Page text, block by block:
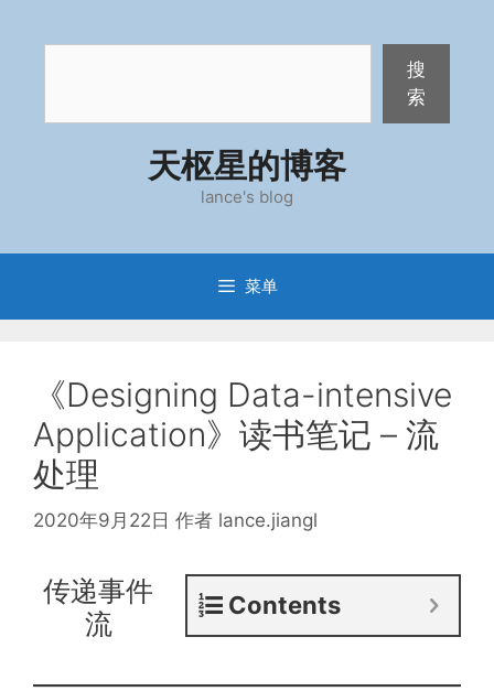
搜
索
天枢星的博客
lance's blog
菜单
《Designing Data-intensive
Application》读书笔记 – 流
处理
2020年9月22日 作者 lance.jiangl
Contents
传递事件
流